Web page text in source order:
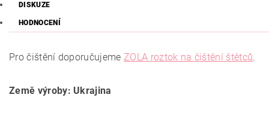
DISKUZE
HODNOCENÍ
Pro čištění doporučujemeZOLA roztok na čištění štětců.
Země výroby: Ukrajina